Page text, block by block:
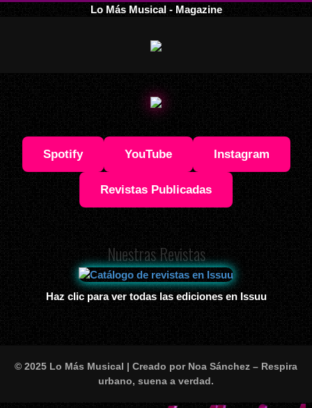
Lo Más Musical - Magazine
Spotify YouTube Instagram
Revistas Publicadas
Nuestras Revistas
Haz clic para ver todas las ediciones en Issuu
© 2025 Lo Más Musical | Creado por Noa Sánchez – Respira
urbano, suena a verdad.